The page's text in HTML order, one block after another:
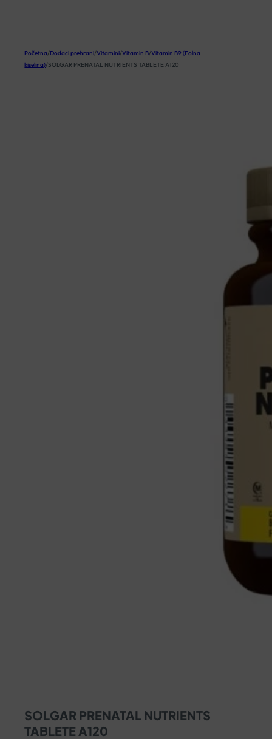
Početna/Dodaci prehrani/Vitamini/Vitamin B/Vitamin B9 (Folna
kiselina)/SOLGAR PRENATAL NUTRIENTS TABLETE A120
SOLGAR PRENATAL NUTRIENTS
TABLETE A120